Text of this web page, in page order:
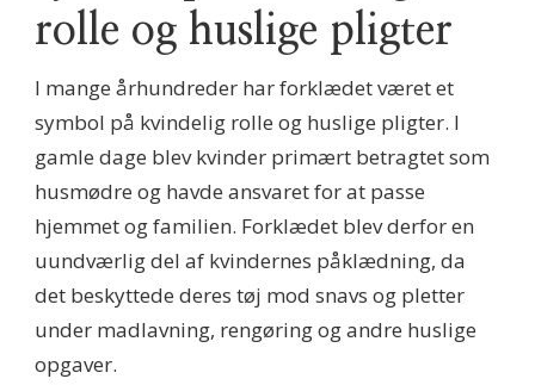
rolle og huslige pligter
I mange århundreder har forklædet været et
symbol på kvindelig rolle og huslige pligter. I
gamle dage blev kvinder primært betragtet som
husmødre og havde ansvaret for at passe
hjemmet og familien. Forklædet blev derfor en
uundværlig del af kvindernes påklædning, da
det beskyttede deres tøj mod snavs og pletter
under madlavning, rengøring og andre huslige
opgaver.